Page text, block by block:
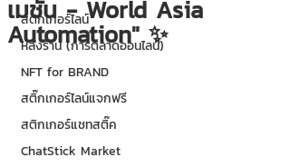
สติกเกอร์ไลน์
หลังร้าน (การตลาดออนไลน์)
NFT for BRAND
สติ๊กเกอร์ไลน์แจกฟรี
สติกเกอร์แชทสติ๊ค
ChatStick Market
เมชั่น - World Asia
Automation" ✨